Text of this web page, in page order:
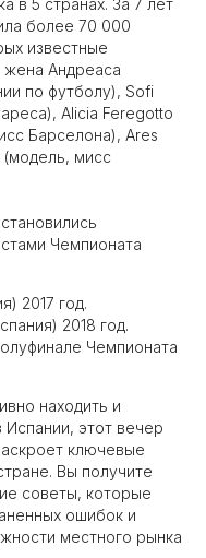
в 5 странах. За 7 лет
более 70 000
известные
жена Андреаса
по футболу), Sofi
Alicia Feregotto
Барселона), Ares
(модель, мисс
Чемпионата
2017 год.
2018 год.
Чемпионата
находить и
Испании, этот вечер
ключевые
Вы получите
советы, которые
ошибок и
местного рынка